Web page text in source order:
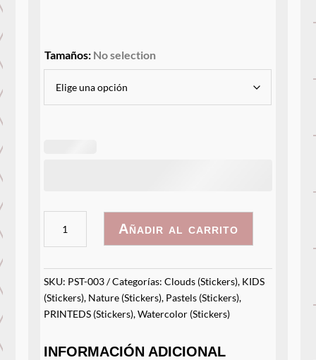
Tamaños: No selection
Personalizado
cantidad
Añadir al carrito
SKU: PST-003 Categorías:Clouds (Stickers), KIDS
(Stickers), Nature (Stickers), Pastels (Stickers),
PRINTEDS (Stickers),Watercolor (Stickers)
INFORMACIÓN ADICIONAL